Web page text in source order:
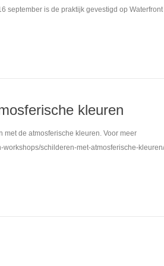
september is de praktijk gevestigd op Waterfront
kleuren
de atmosferische kleuren. Voor meer
schilderen-met-atmosferische-kleuren/